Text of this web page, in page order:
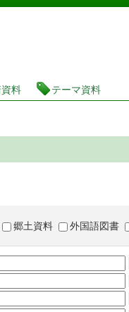
茨城県立図書館
料 テーマ資料
郷土資料 外国語図書